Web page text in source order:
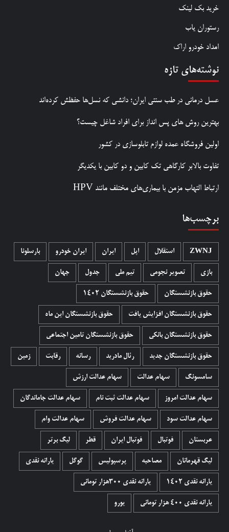
خرید بک لینک
رستوران یاب
امداد خودرو اراک
نوشته‌های تازه
عسل درمانی در طب سنتی ایران؛ دانشی که نسل‌ها حفظش کرده‌اند
بهترین روش‌ های پس‌ انداز برای افراد شاغل چیست؟
اولین فروشگاه عمده لوازم تابلوسازی در کشور
تفاوت بالابر کارگاهی تک کابین و دو کابین با یکدیگر
ارتباط التهاب مزمن با بیماری‌های مختلف مانند HPV
برچسب‌ها
ZWNJ استقلال اپل ایران ایران خودرو بارسلونا
بازی تصویر نجومی تیم ملی جدول جهان
حقوق بازنشستگان حقوق بازنشستگان 1402
حقوق بازنشستگان افزایش یافت حقوق بازنشستگان این ماه
حقوق بازنشستگان بانکی حقوق بازنشستگان تامین اجتماعی
حقوق بازنشستگان جدید رئال مادرید رسانه رقابت زمین
سامسونگ سهام عدالت سهام عدالت ارزش
سهام عدالت امروز سهام عدالت ثبت نام سهام عدالت جاماندگان
سهام عدالت سود سهام عدالت فروش سهام عدالت وام
عربستان فوتبال فوتبال ایران قطر لیگ برتر
لیگ قهرمانان مصاحبه پرسپولیس گوگل یارانه نقدی
یارانه نقدی 1402 یارانه نقدی ۳۰۰هزار تومانی
یارانه نقدی ۴۰۰ هزار تومانی یورو